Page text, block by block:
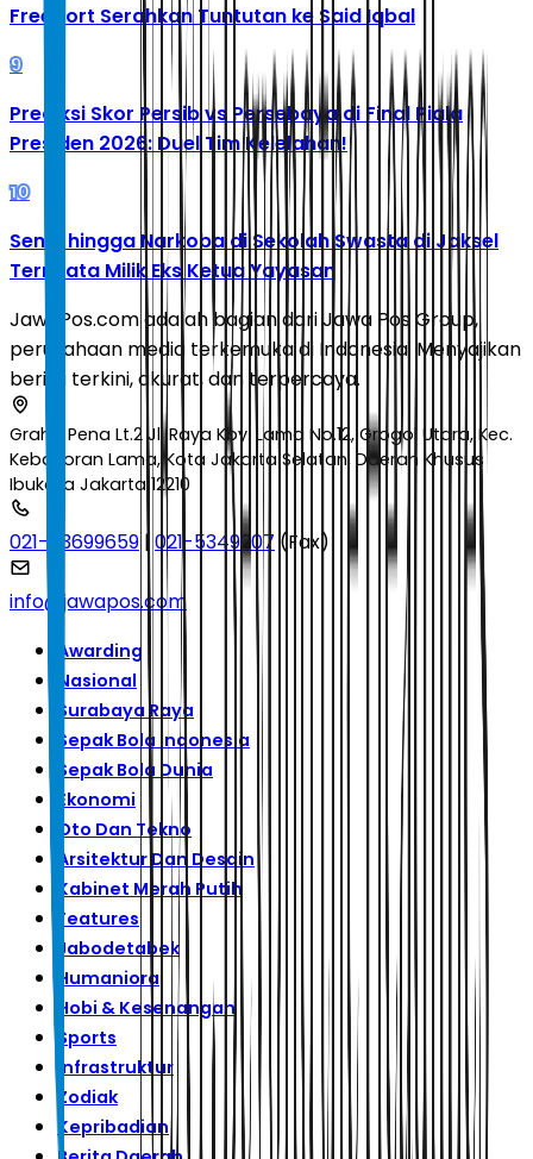
Freeport Serahkan Tuntutan ke Said Iqbal
9
Prediksi Skor Persib vs Persebaya di Final Piala
Presiden 2026: Duel Tim Kelelahan!
10
Senpi hingga Narkoba di Sekolah Swasta di Jaksel
Ternyata Milik Eks Ketua Yayasan
JawaPos.com adalah bagian dari Jawa Pos Group,
perusahaan media terkemuka di Indonesia. Menyajikan
berita terkini, akurat, dan terpercaya.
Graha Pena Lt.2 Jl. Raya Kby. Lama No.12, Grogol Utara, Kec.
Kebayoran Lama, Kota Jakarta Selatan, Daerah Khusus
Ibukota Jakarta 12210
021-53699659 | 021-5349207 (Fax)
info@jawapos.com
Awarding
Nasional
Surabaya Raya
Sepak Bola Indonesia
Sepak Bola Dunia
Ekonomi
Oto Dan Tekno
Arsitektur Dan Desain
Kabinet Merah Putih
Features
Jabodetabek
Humaniora
Hobi & Kesenangan
Sports
Infrastruktur
Zodiak
Kepribadian